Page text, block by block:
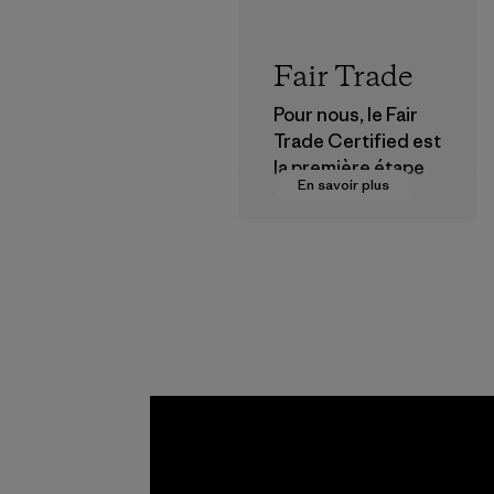
En savoir plus
Fair Trade
Pour nous, le Fair
Trade Certified est
la première étape
vers des